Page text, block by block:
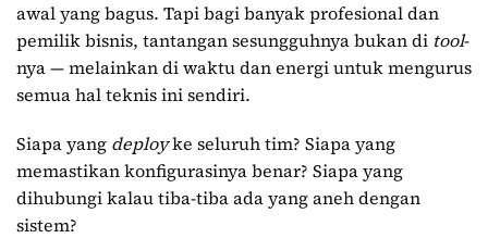
awal yang bagus. Tapi bagi banyak profesional dan
pemilik bisnis, tantangan sesungguhnya bukan di tool-
nya — melainkan di waktu dan energi untuk mengurus
semua hal teknis ini sendiri.
Siapa yang deployke seluruh tim? Siapa yang
memastikan konfigurasinya benar? Siapa yang
dihubungi kalau tiba-tiba ada yang aneh dengan
sistem?